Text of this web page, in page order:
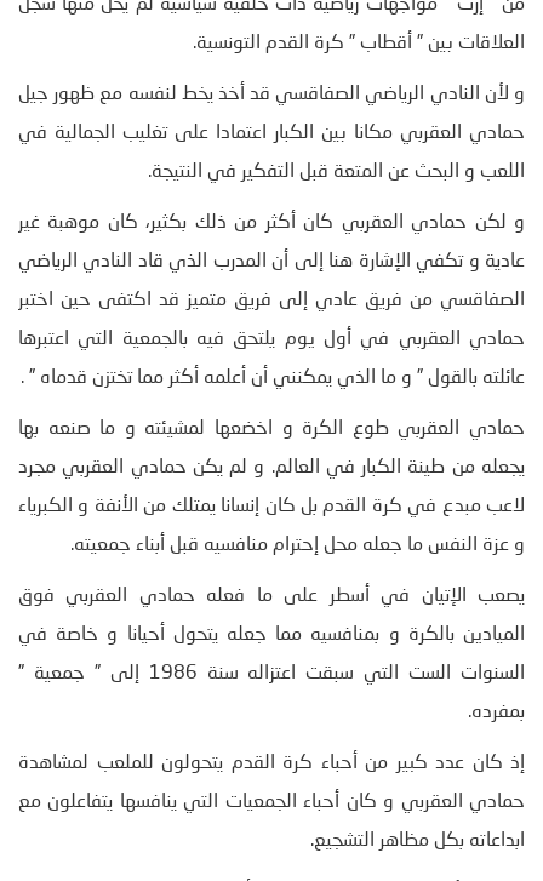
من ” إرث ” مواجهات رياضية ذات خلفية سياسية لم يخل منها سجل
العلاقات بين ” أقطاب ” كرة القدم التونسية.
و لأن النادي الرياضي الصفاقسي قد أخذ يخط لنفسه مع ظهور جيل
حمادي العقربي مكانا بين الكبار اعتمادا على تغليب الجمالية في
اللعب و البحث عن المتعة قبل التفكير في النتيجة.
و لكن حمادي العقربي كان أكثر من ذلك بكثير، كان موهبة غير
عادية و تكفي الإشارة هنا إلى أن المدرب الذي قاد النادي الرياضي
الصفاقسي من فريق عادي إلى فريق متميز قد اكتفى حين اختبر
حمادي العقربي في أول يوم يلتحق فيه بالجمعية التي اعتبرها
عائلته بالقول ” و ما الذي يمكنني أن أعلمه أكثر مما تختزن قدماه ” .
حمادي العقربي طوع الكرة و اخضعها لمشيئته و ما صنعه بها
يجعله من طينة الكبار في العالم. و لم يكن حمادي العقربي مجرد
لاعب مبدع في كرة القدم بل كان إنسانا يمتلك من الأنفة و الكبرياء
و عزة النفس ما جعله محل إحترام منافسيه قبل أبناء جمعيته.
يصعب الإتيان في أسطر على ما فعله حمادي العقربي فوق
الميادين بالكرة و بمنافسيه مما جعله يتحول أحيانا و خاصة في
السنوات الست التي سبقت اعتزاله سنة 1986 إلى ” جمعية ”
بمفرده.
إذ كان عدد كبير من أحباء كرة القدم يتحولون للملعب لمشاهدة
حمادي العقربي و كان أحباء الجمعيات التي ينافسها يتفاعلون مع
ابداعاته بكل مظاهر التشجيع.